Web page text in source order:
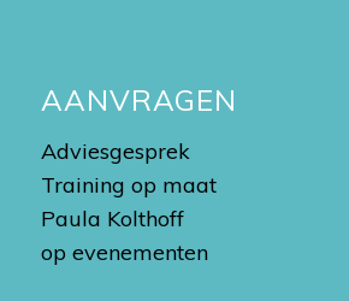
AANVRAGEN
Adviesgesprek
Training op maat
Paula Kolthoff
op evenementen